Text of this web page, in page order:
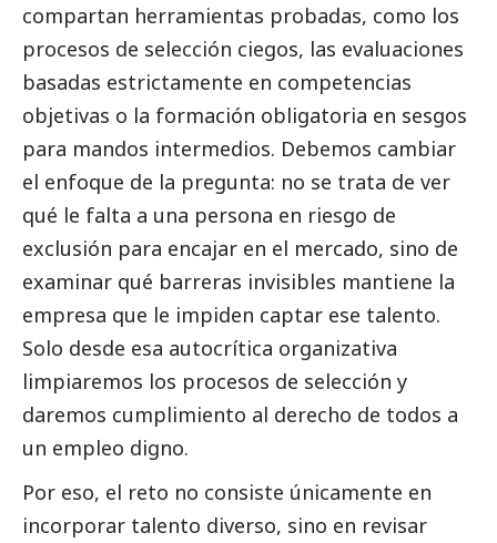
compartan herramientas probadas, como los
procesos de selección ciegos, las evaluaciones
basadas estrictamente en competencias
objetivas o la formación obligatoria en sesgos
para mandos intermedios. Debemos cambiar
el enfoque de la pregunta: no se trata de ver
qué le falta a una persona en riesgo de
exclusión para encajar en el mercado, sino de
examinar qué barreras invisibles mantiene la
empresa que le impiden captar ese talento.
Solo desde esa autocrítica organizativa
limpiaremos los procesos de selección y
daremos cumplimiento al derecho de todos a
un empleo digno.
Por eso, el reto no consiste únicamente en
incorporar talento diverso, sino en revisar